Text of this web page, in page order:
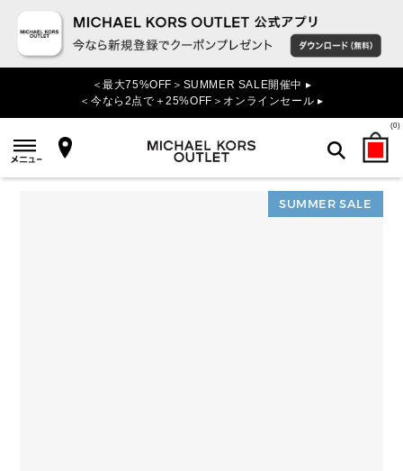
＜最大75%OFF＞SUMMER SALE開催中 ▸
＜今なら2点で＋25%OFF＞オンラインセール ▸
(0)
検索
SUMMER SALE